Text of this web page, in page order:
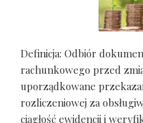
Definicja: Odbiór
rachunkowego przed
uporządkowane
rozliczeniowej za
ciągłość ewidencji i